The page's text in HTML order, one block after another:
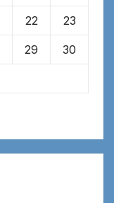
22 23
29 30